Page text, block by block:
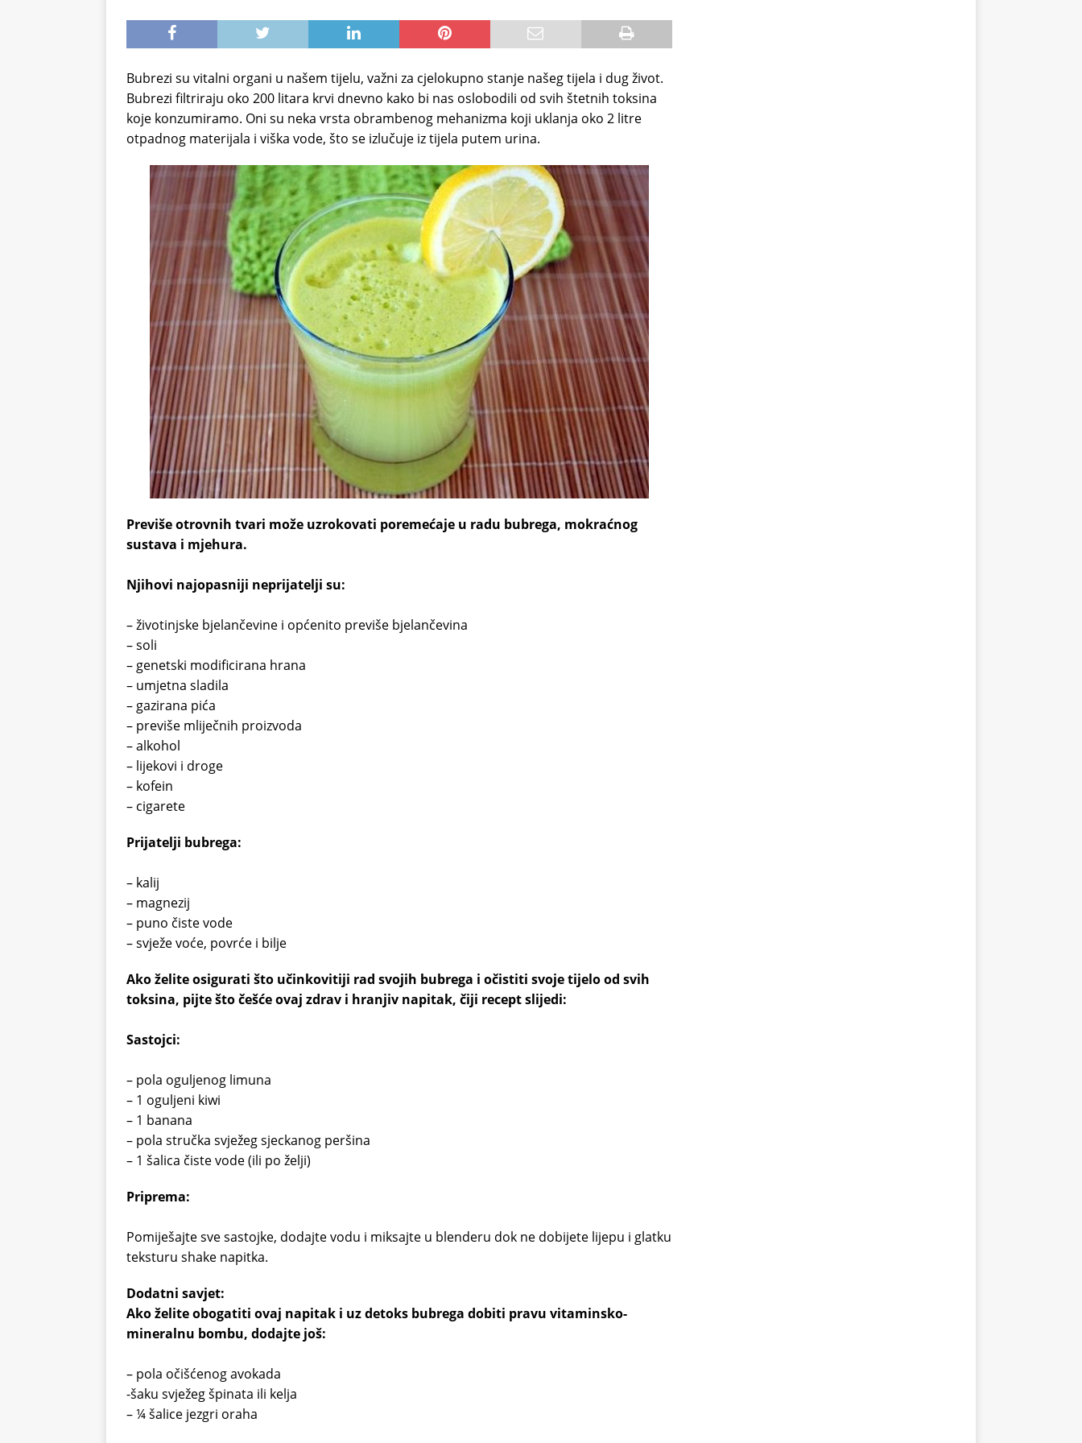
Bubrezi su vitalni organi u našem tijelu, važni za cjelokupno stanje našeg tijela i dug život.
Bubrezi filtriraju oko 200 litara krvi dnevno kako bi nas oslobodili od svih štetnih toksina
koje konzumiramo. Oni su neka vrsta obrambenog mehanizma koji uklanja oko 2 litre
otpadnog materijala i viška vode, što se izlučuje iz tijela putem urina.
Previše otrovnih tvari može uzrokovati poremećaje u radu bubrega, mokraćnog
sustava i mjehura.
Njihovi najopasniji neprijatelji su:
– životinjske bjelančevine i općenito previše bjelančevina
– soli
– genetski modificirana hrana
– umjetna sladila
– gazirana pića
– previše mliječnih proizvoda
– alkohol
– lijekovi i droge
– kofein
– cigarete
Prijatelji bubrega:
– kalij
– magnezij
– puno čiste vode
– svježe voće, povrće i bilje
Ako želite osigurati što učinkovitiji rad svojih bubrega i očistiti svoje tijelo od svih
toksina, pijte što češće ovaj zdrav i hranjiv napitak, čiji recept slijedi:
Sastojci:
– pola oguljenog limuna
– 1 oguljeni kiwi
– 1 banana
– pola stručka svježeg sjeckanog peršina
– 1 šalica čiste vode (ili po želji)
Priprema:
Pomiješajte sve sastojke, dodajte vodu i miksajte u blenderu dok ne dobijete lijepu i glatku
teksturu shake napitka.
Dodatni savjet:
Ako želite obogatiti ovaj napitak i uz detoks bubrega dobiti pravu vitaminsko-
mineralnu bombu, dodajte još:
– pola očišćenog avokada
-šaku svježeg špinata ili kelja
– ¼ šalice jezgri oraha